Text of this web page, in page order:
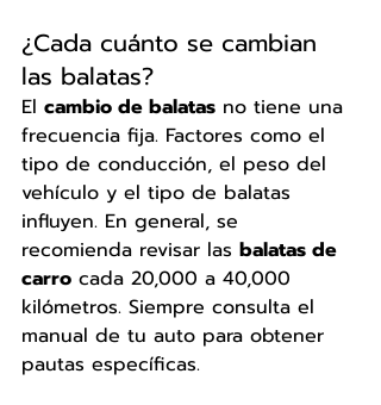
¿Cada cuánto se cambian
las balatas?
El cambio de balatas no tiene una
frecuencia fija. Factores como el
tipo de conducción, el peso del
vehículo y el tipo de balatas
influyen. En general, se
recomienda revisar las balatas de
carro cada 20,000 a 40,000
kilómetros. Siempre consulta el
manual de tu auto para obtener
pautas específicas.